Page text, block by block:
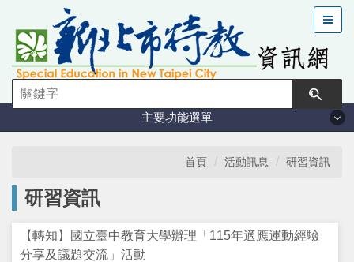
到
主
要
容
主要功能選單
特教現況
鑑定安置
首頁 活動訊息 研習資訊
研習資訊
【轉知】國立臺中教育大學辦理「115年適應運動經驗
分享及議題交流」活動